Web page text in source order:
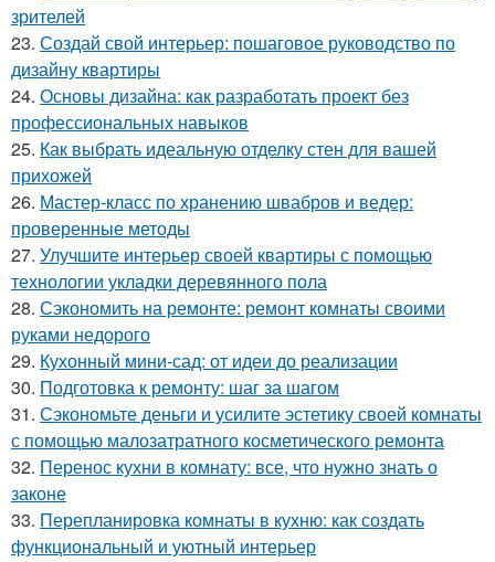
зрителей
23. Создай свой интерьер: пошаговое руководство по
дизайну квартиры
24. Основы дизайна: как разработать проект без
профессиональных навыков
25. Как выбрать идеальную отделку стен для вашей
прихожей
26. Мастер-класс по хранению швабров и ведер:
проверенные методы
27. Улучшите интерьер своей квартиры с помощью
технологии укладки деревянного пола
28. Сэкономить на ремонте: ремонт комнаты своими
руками недорого
29. Кухонный мини-сад: от идеи до реализации
30. Подготовка к ремонту: шаг за шагом
31. Сэкономьте деньги и усилите эстетику своей комнаты
с помощью малозатратного косметического ремонта
32. Перенос кухни в комнату: все, что нужно знать о
законе
33. Перепланировка комнаты в кухню: как создать
функциональный и уютный интерьер